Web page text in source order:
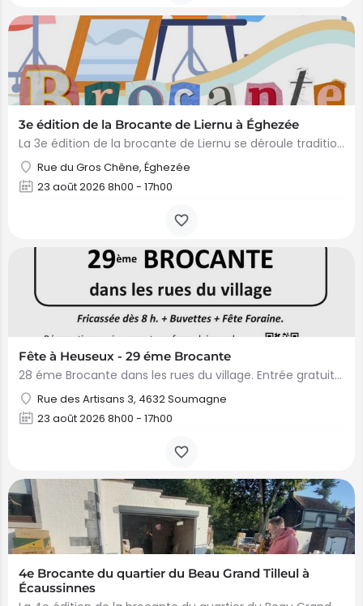
3e édition de la Brocante de Liernu à Éghezée
La 3e édition de la brocante de Liernu se déroule traditionnellement dans le quartier des Baives (Rue…
Rue du Gros Chêne, Éghezée
23 août 2026 8h00 - 17h00
Fête à Heuseux - 29 éme Brocante
28 éme Brocante dans les rues du village. Entrée gratuite. Réservation obligatoire et uniquement par le…
Rue des Artisans 3, 4632 Soumagne
23 août 2026 8h00 - 17h00
4e Brocante du quartier du Beau Grand Tilleul à
Écaussinnes